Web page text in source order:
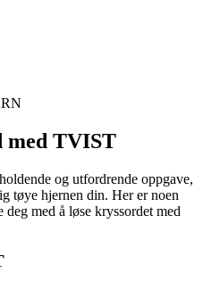
med TVIST
og utfordrende oppgave,
tøye hjernen din. Her er noen
med å løse kryssordet med